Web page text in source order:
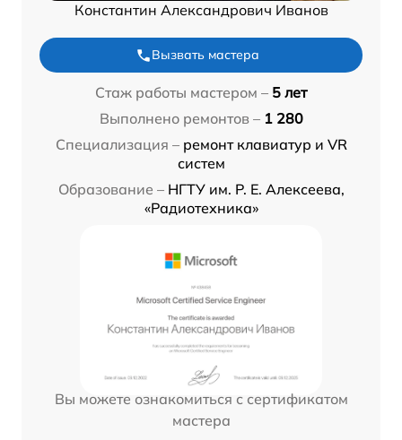
Константин Александрович Иванов
Вызвать мастера
Стаж работы мастером – 5 лет
Выполнено ремонтов – 1 280
Специализация – ремонт клавиатур и VR
систем
Образование – НГТУ им. Р. Е. Алексеева,
«Радиотехника»
Вы можете ознакомиться с сертификатом
мастера